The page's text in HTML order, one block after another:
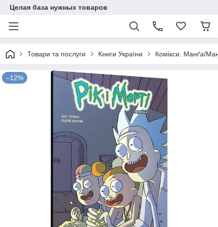
Целая база нужных товаров
Товари та послуги Книги України Комікси. Манґа/
–12%